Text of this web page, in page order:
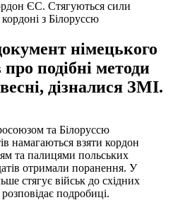
з Білоруссю
німецького
подібні методи
дізналися ЗМІ.
та Білоруссю
намагаються взяти кордон
та палицями польських
отримали поранення. У
стягує військ до східних
розповідає подробиці.